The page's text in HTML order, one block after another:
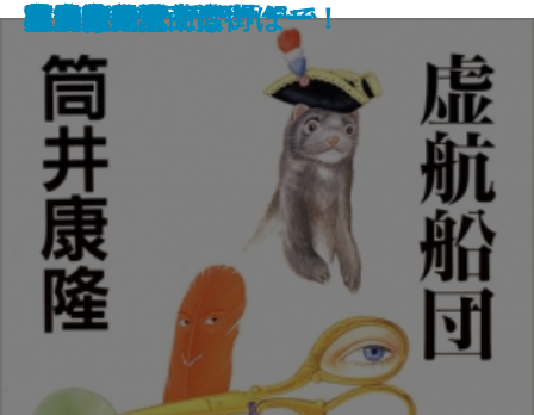
本を読む女
魔術はささやく
クラインの壺
ベルリン飛行指令
こんなふうに死にたい
どんぐり民話館
賊将
夢のように日は過ぎて
マキアヴェッリ語録
与之助の花
虚航船団
井上成美
海馬
村上朝日堂 はいほー！
本居宣長〔上〕
本居宣長〔下〕
高円寺純情商店街
原っぱ
風雲海南記
状況曲線〔上〕